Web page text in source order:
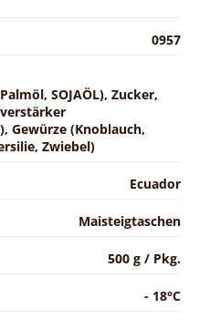
0957
SOJAÖL), Zucker,
Gewürze (Knoblauch,
Zwiebel)
Ecuador
Maisteigtaschen
500 g / Pkg.
- 18°C